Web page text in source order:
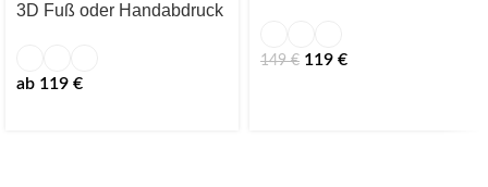
3D Fuß oder Handabdruck
ab 119 €
149€ 119 €